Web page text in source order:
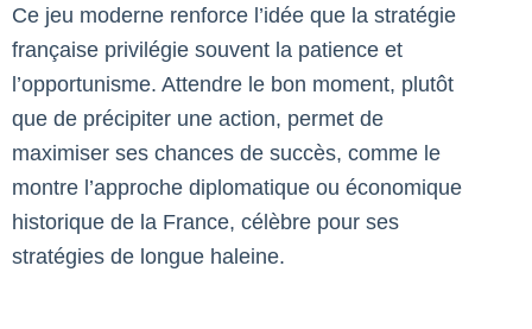
Ce jeu moderne renforce l’idée que la stratégie
française privilégie souvent la patience et
l’opportunisme. Attendre le bon moment, plutôt
que de précipiter une action, permet de
maximiser ses chances de succès, comme le
montre l’approche diplomatique ou économique
historique de la France, célèbre pour ses
stratégies de longue haleine.